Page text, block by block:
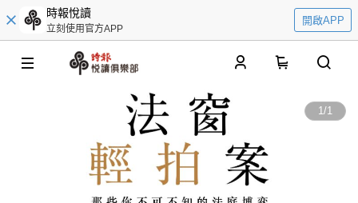
時報悅讀
立刻使用官方APP
開啟APP
1/1